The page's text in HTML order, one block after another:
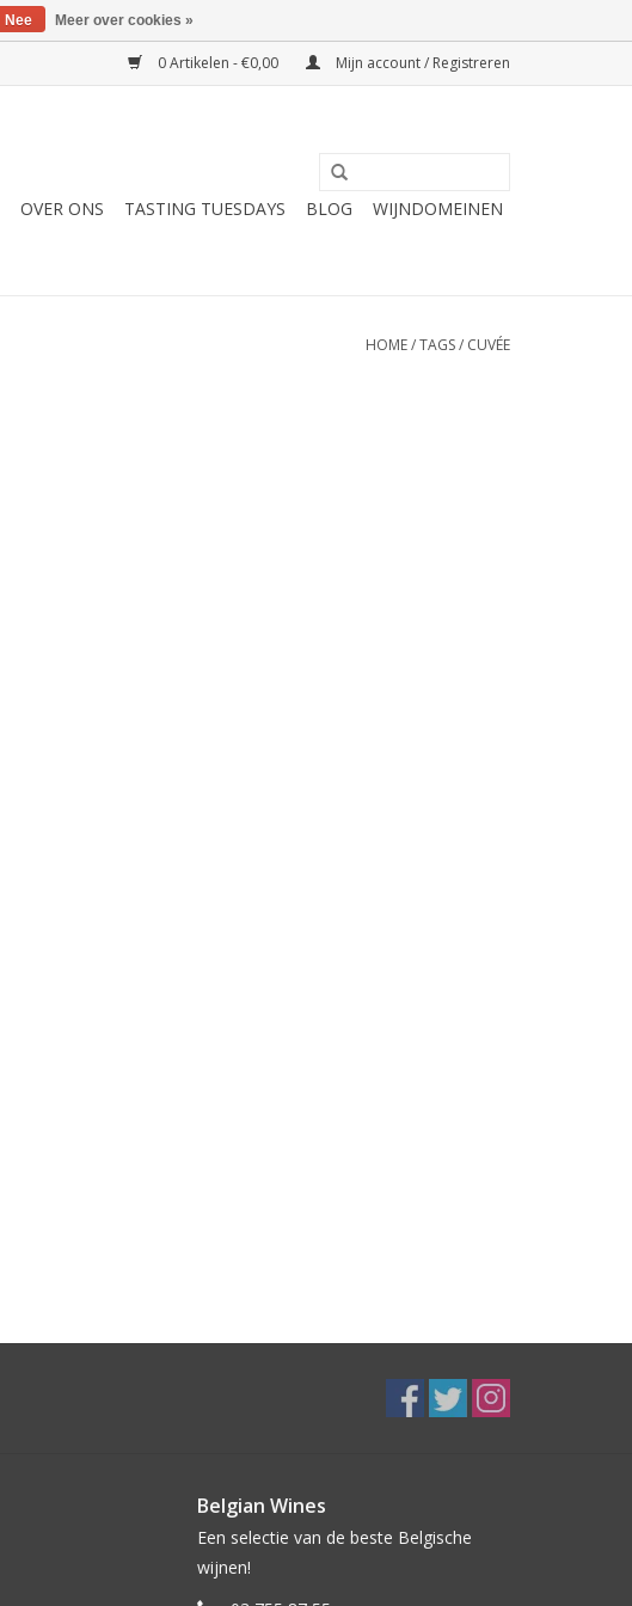
0 Artikelen - €0,00 Mijn account / Registreren
OVER ONS TASTING TUESDAYS BLOG WIJNDOMEINEN
HOME/TAGS/ CUVÉE
Belgian Wines
Een selectie van de beste Belgische
wijnen!
Nee Meer over cookies »